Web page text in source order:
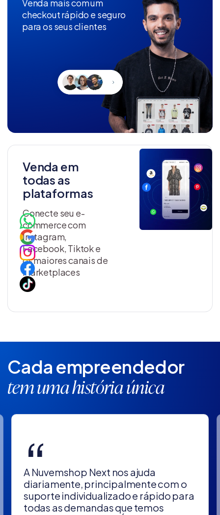
Venda mais com um
checkout rápido e seguro
para os seus clientes
Venda em
todas as
plataformas
Conecte seu e-
commerce com
Instagram,
Facebook, Tiktok e
os maiores canais de
marketplaces
Cada empreendedor
tem uma história única
“
A Nuvemshop Next nos ajuda
diariamente, principalmente com o
suporte individualizado e rápido para
todas as demandas que temos